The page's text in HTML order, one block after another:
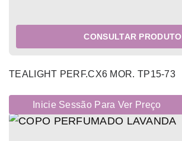
CONSULTAR PRODUTO
TEALIGHT PERF.CX6 MOR. TP15-73
Inicie Sessão Para Ver Preço